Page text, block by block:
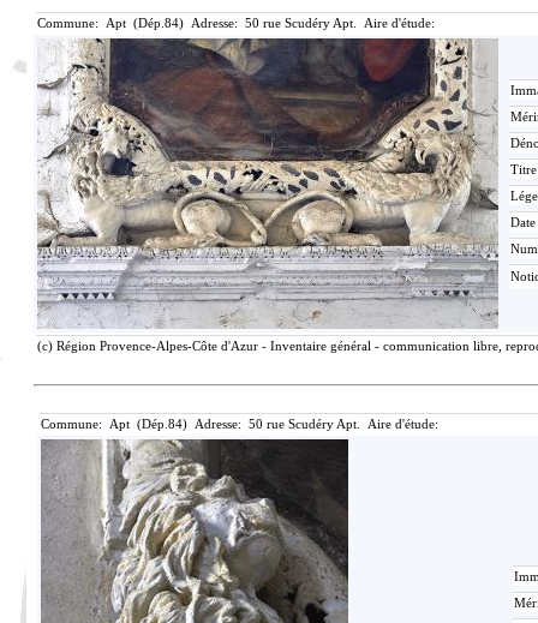
Commune: Apt (Dép.84) Adresse: 50 rue Scudéry Apt. Aire d'étude:
(c) Région Provence-Alpes-Côte d'Azur - Inventaire général - communication libre,
Commune: Apt (Dép.84) Adresse: 50 rue Scudéry Apt. Aire d'étude: